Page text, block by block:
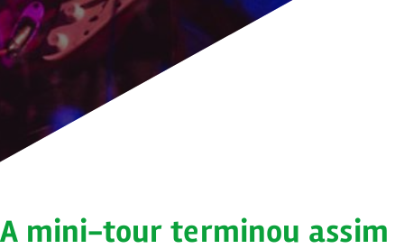
A mini-tour terminou assim